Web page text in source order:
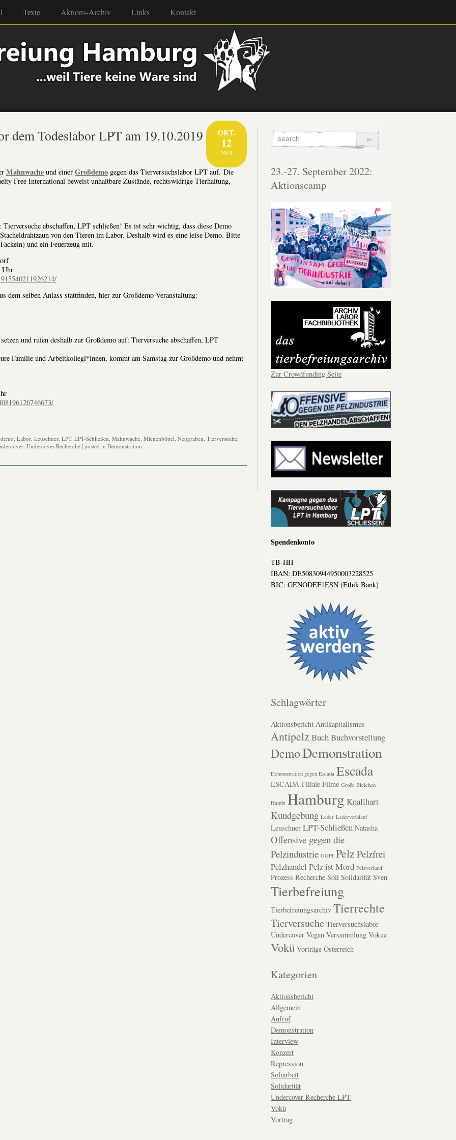
Texte Aktions-Archiv Links Kontakt
OKT.
12
2019
dem Todeslabor LPT am 19.10.2019
Mahnwache und einer Großdemo gegen das Tierversuchslabor LPT auf. Die
Free International beweist unhaltbare Zustände, rechtswidrige Tierhaltung,
abschaffen, LPT schließen! Es ist sehr wichtig, dass diese Demo
von den Tieren im Labor. Deshalb wird es eine leise Demo. Bitte
und ein Feuerzeug mit.
Uhr
dem selben Anlass stattfinden, hier zur Großdemo-Veranstaltung:
und rufen deshalb zur Großdemo auf: Tierversuche abschaffen, LPT
Familie und Arbeitkollegi*innen, kommt am Samstag zur Großdemo und nehmt
, Labor, Leuschner, LPT, LPT-Schließen Mahnwache, Mienenbüttel Neugraben Tierversuche,
, Undercover-Recherche| posted in Demonstration
23.-27. September 2022:
Aktionscamp
Zur Crowdfunding Seite
Spendenkonto
TB-HH
IBAN: DE50830944950003228525
BIC: GENODEF1ESN (Ethik Bank)
Schlagwörter
Aktionsbericht Antikapitalismus
Antipelz BuchBuchvorstellung
DemoDemonstration
Demonstration gegen Escada Escada
ESCADA-Filiale Filme Große Bleichen
Hambi Hamburg Knallhart
Kundgebung Leder Lederverklauf
Leuschner LPT-Schließen Natasha
Offensive gegen die
Pelzindustrie OGPI Pelz Pelzfrei
Pelzhandel Pelz ist Mord Pelzverkauf
Prozess Recherche Soli Solidarität Sven
Tierbefreiung
Tierbefreiungsarchiv Tierrechte
Tierversuche Tierversuchslabor
Undercover Vegan Versammlung Vokue
Vokü Vorträge Österreich
Kategorien
Aktionsbericht
Allgemein
Aufruf
Demonstration
Interview
Konzert
Repression
Soliarbeit
Solidarität
Undercover-Recherche LPT
Vokü
Vortrag